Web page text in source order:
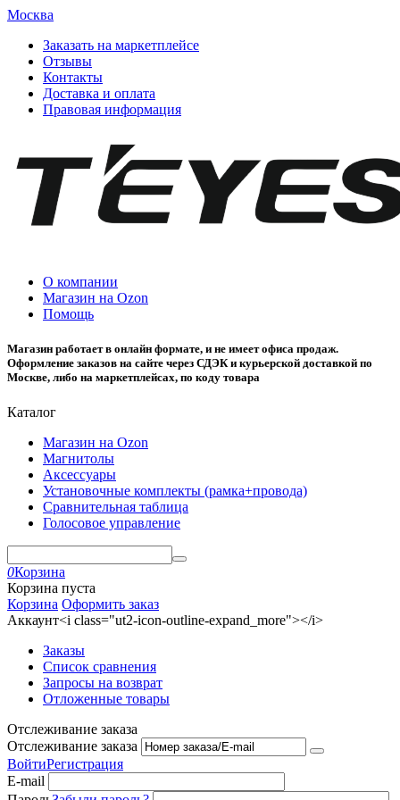
Москва
Заказать на маркетплейсе
Отзывы
Контакты
Доставка и оплата
Правовая информация
О компании
Магазин на Ozon
Помощь
Магазин работает в онлайн формате, и не имеет офиса продаж.
Оформление заказов на сайте через СДЭК и курьерской доставкой по
Москве, либо на маркетплейсах, по коду товара
Каталог
Магазин на Ozon
Магнитолы
Аксессуары
Установочные комплекты (рамка+провода)
Сравнительная таблица
Голосовое управление
0Корзина
Корзина пуста
Корзина Оформить заказ
Аккаунт<i class="ut2-icon-outline-expand_more"></i>
Заказы
Список сравнения
Запросы на возврат
Отложенные товары
Отслеживание заказа
Отслеживание заказа
ВойтиРегистрация
E-mail